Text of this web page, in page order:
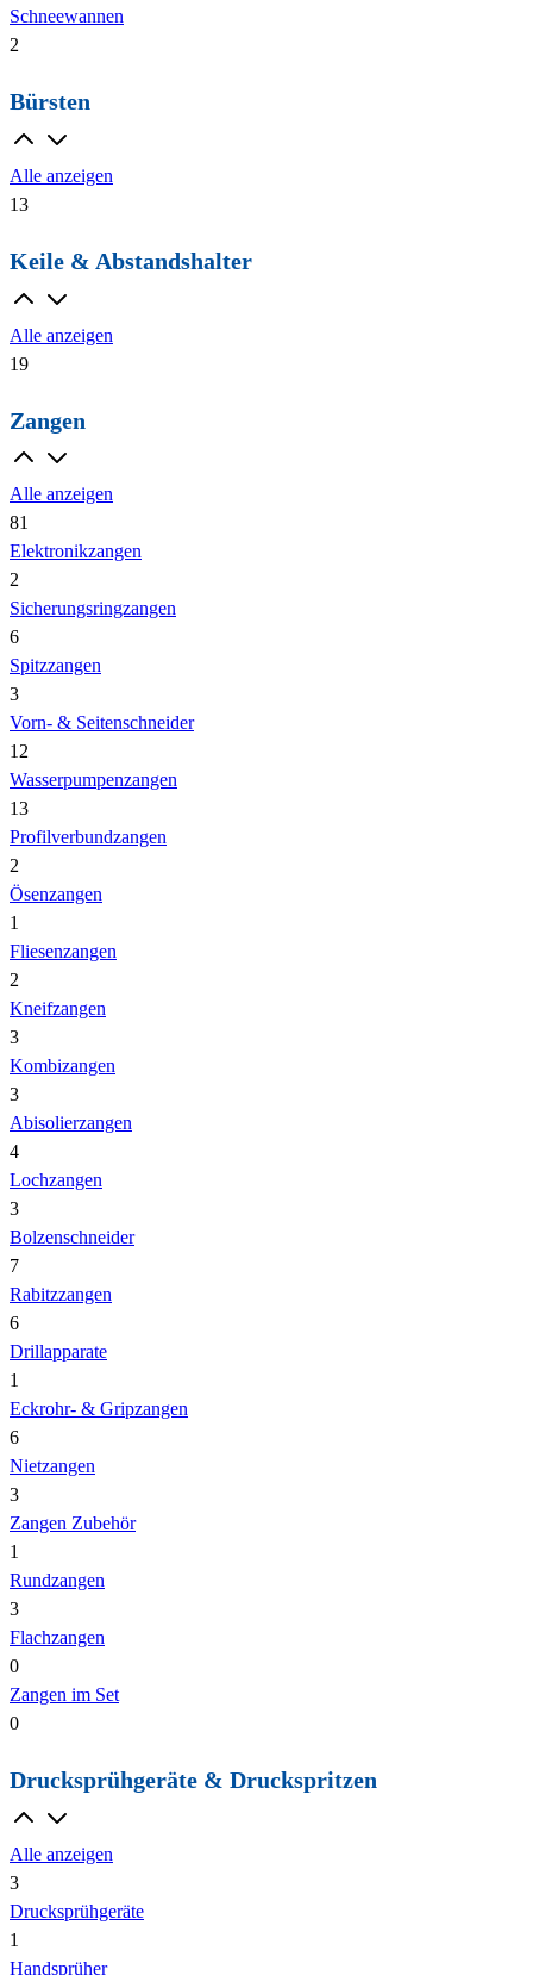
Schneewannen
2
Bürsten
Alle anzeigen
13
Keile & Abstandshalter
Alle anzeigen
19
Zangen
Alle anzeigen
81
Elektronikzangen
2
Sicherungsringzangen
6
Spitzzangen
3
Vorn- & Seitenschneider
12
Wasserpumpenzangen
13
Profilverbundzangen
2
Ösenzangen
1
Fliesenzangen
2
Kneifzangen
3
Kombizangen
3
Abisolierzangen
4
Lochzangen
3
Bolzenschneider
7
Rabitzzangen
6
Drillapparate
1
Eckrohr- & Gripzangen
6
Nietzangen
3
Zangen Zubehör
1
Rundzangen
3
Flachzangen
0
Zangen im Set
0
Drucksprühgeräte & Druckspritzen
Alle anzeigen
3
Drucksprühgeräte
1
Handsprüher